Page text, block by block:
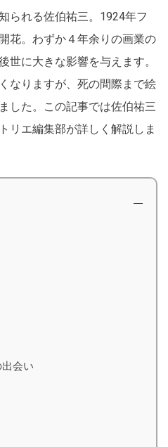
られる佐伯祐三。1924年フ
花。わずか４年余りの画業の
世に大きな影響を与えます。
なりますが、死の間際まで絵
した。この記事では佐伯祐三
リエ編集部が詳しく解説しま
会い